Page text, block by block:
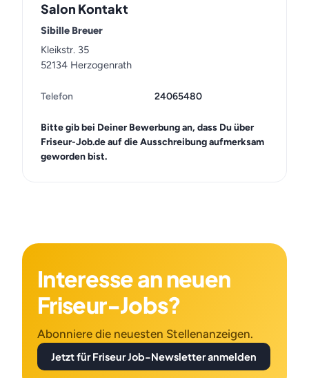
Salon Kontakt
Sibille Breuer
Kleikstr. 35
52134 Herzogenrath
Telefon 24065480
Bitte gib bei Deiner Bewerbung an, dass Du über
Friseur-Job.de auf die Ausschreibung aufmerksam
geworden bist.
Interesse an neuen
Friseur-Jobs?
Abonniere die neuesten Stellenanzeigen.
Jetzt für Friseur Job-Newsletter anmelden